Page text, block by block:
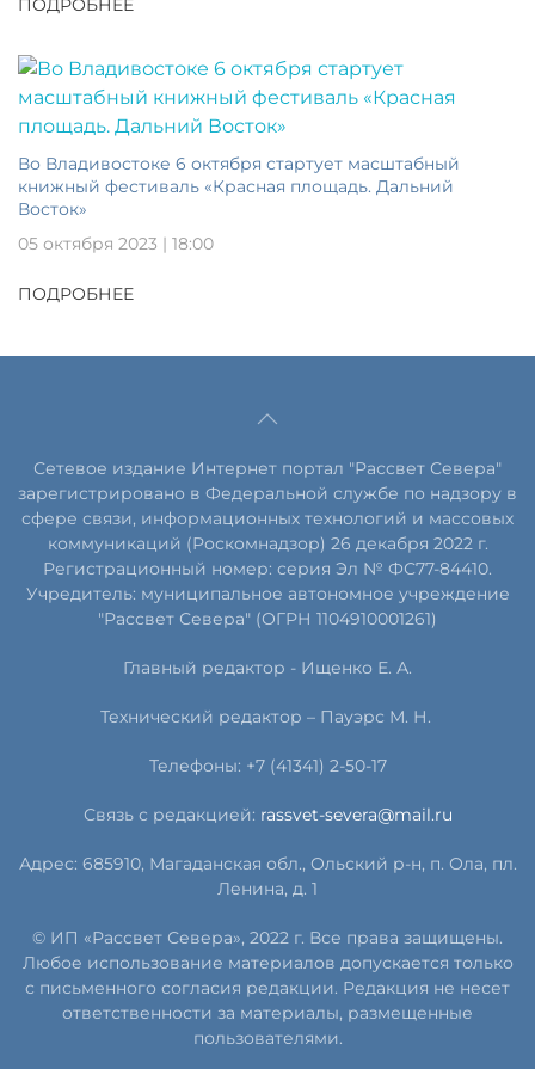
ПОДРОБНЕЕ
Во Владивостоке 6 октября стартует масштабный
книжный фестиваль «Красная площадь. Дальний
Восток»
05 октября 2023 | 18:00
ПОДРОБНЕЕ
Сетевое издание Интернет портал "Рассвет Севера"
зарегистрировано в Федеральной службе по надзору в
сфере связи, информационных технологий и массовых
коммуникаций (Роскомнадзор) 26 декабря 2022 г.
Регистрационный номер: серия Эл № ФС77-84410.
Учредитель: муниципальное автономное учреждение
"Рассвет Севера" (ОГРН 1104910001261)
Главный редактор - Ищенко Е. А.
Технический редактор – Пауэрс М. Н.
Телефоны: +7 (41341) 2-50-17
Связь с редакцией: rassvet-severa@mail.ru
Адрес: 685910, Магаданская обл., Ольский р-н, п. Ола, пл.
Ленина, д. 1
© ИП «Рассвет Севера», 2022 г. Все права защищены.
Любое использование материалов допускается только
с письменного согласия редакции. Редакция не несет
ответственности за материалы, размещенные
пользователями.